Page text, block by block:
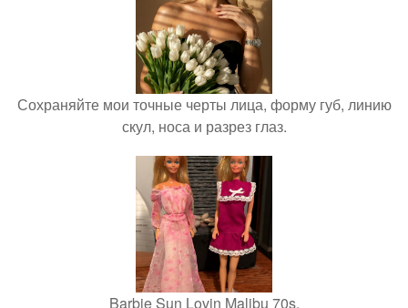
Сохраняйте мои точные черты лица, форму губ, линию
скул, носа и разрез глаз.
Barbie Sun Lovin Malibu 70s.